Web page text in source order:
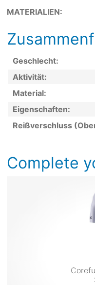
MATERIALIEN:
Geschlecht:
Aktivität:
Material:
Eigenschaften:
Reißverschluss
Complete